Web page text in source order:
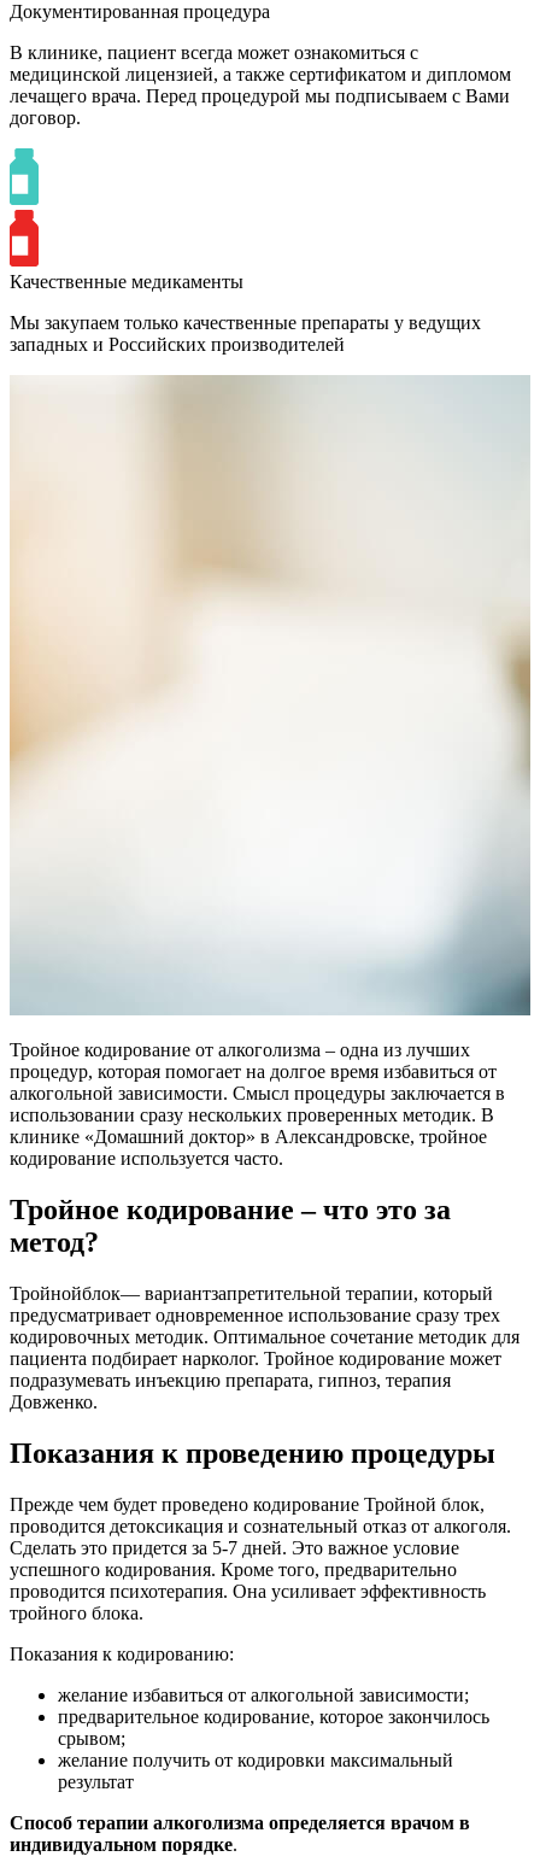
Документированная процедура
В клинике, пациент всегда может ознакомиться с
медицинской лицензией, а также сертификатом и дипломом
лечащего врача. Перед процедурой мы подписываем с Вами
договор.
Качественные медикаменты
Мы закупаем только качественные препараты у ведущих
западных и Российских производителей
Тройное кодирование от алкоголизма – одна из лучших
процедур, которая помогает на долгое время избавиться от
алкогольной зависимости. Смысл процедуры заключается в
использовании сразу нескольких проверенных методик. В
клинике «Домашний доктор» в Александровске, тройное
кодирование используется часто.
Тройное кодирование – что это за
метод?
Тройнойблок— вариантзапретительной терапии, который
предусматривает одновременное использование сразу трех
кодировочных методик. Оптимальное сочетание методик для
пациента подбирает нарколог. Тройное кодирование может
подразумевать инъекцию препарата, гипноз, терапия
Довженко.
Показания к проведению процедуры
Прежде чем будет проведено кодирование Тройной блок,
проводится детоксикация и сознательный отказ от алкоголя.
Сделать это придется за 5-7 дней. Это важное условие
успешного кодирования. Кроме того, предварительно
проводится психотерапия. Она усиливает эффективность
тройного блока.
Показания к кодированию:
желание избавиться от алкогольной зависимости;
предварительное кодирование, которое закончилось
срывом;
желание получить от кодировки максимальный
результат
Способ терапии алкоголизма определяется врачом в
индивидуальном порядке.